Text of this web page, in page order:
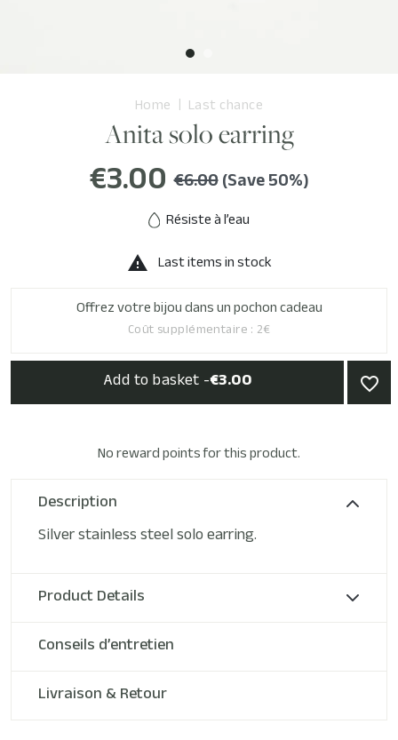
Home Last chance
Anita solo earring
€3.00 €6.00(Save 50%)
Résiste à l’eau
 Last items in stock
Offrez votre bijou dans un pochon cadeau
Coût supplémentaire : 2€
Add to basket -€3.00 favorite_border
No reward points for this product.
Description
Silver stainless steel solo earring.
Product Details
Conseils d’entretien
Livraison & Retour